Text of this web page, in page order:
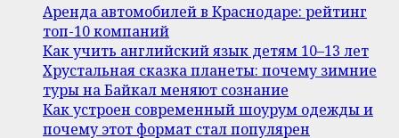
Аренда автомобилей в Краснодаре: рейтинг
топ-10 компаний
Как учить английский язык детям 10–13 лет
Хрустальная сказка планеты: почему зимние
туры на Байкал меняют сознание
Как устроен современный шоурум одежды и
почему этот формат стал популярен